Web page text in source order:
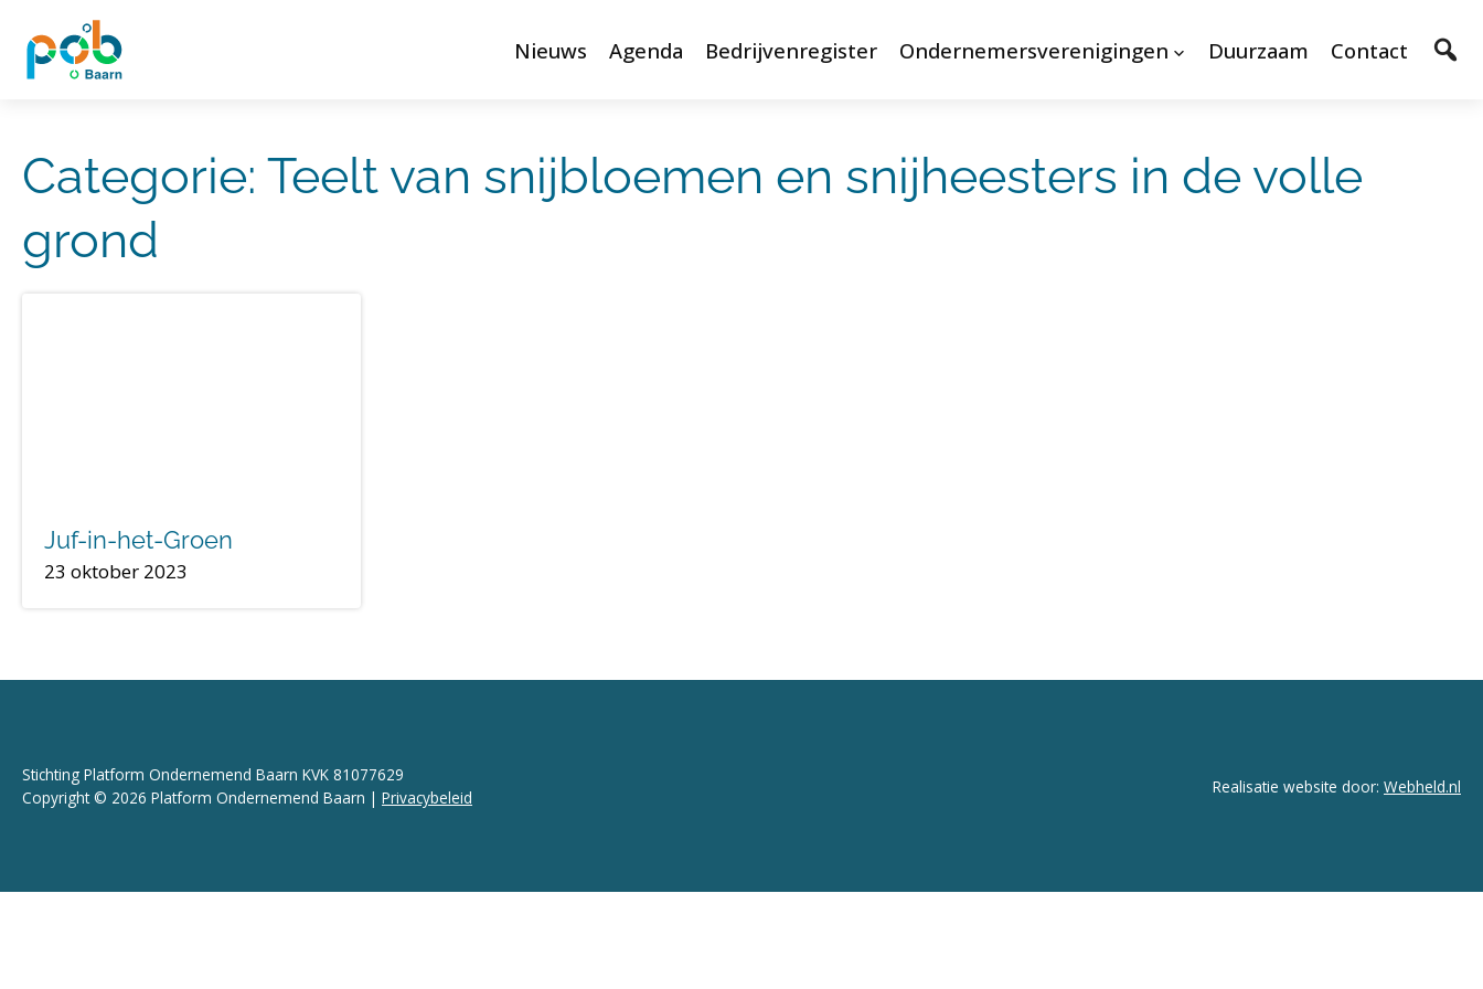
Nieuws Agenda Bedrijvenregister Ondernemersverenigingen Duurzaam Contact
Categorie: Teelt van snijbloemen en snijheesters in de volle
grond
Juf-in-het-Groen
23 oktober 2023
Stichting Platform Ondernemend Baarn KVK 81077629
Copyright © 2026 Platform Ondernemend Baarn | Privacybeleid
Realisatie website door: Webheld.nl